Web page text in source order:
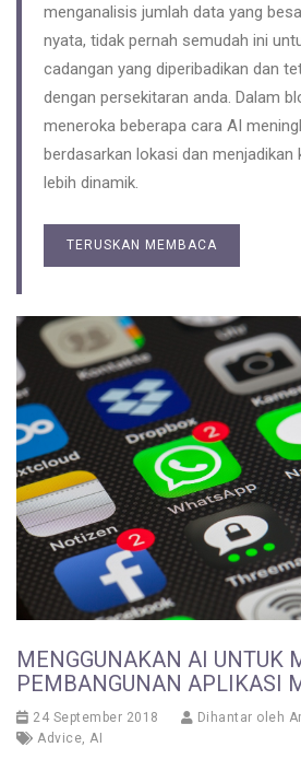
menganalisis jumlah data yang
nyata, tidak pernah semudah ini
cadangan yang diperibadikan dan
dengan persekitaran anda. Dalam
meneroka beberapa cara AI
berdasarkan lokasi dan menjadikan
lebih dinamik.
TERUSKAN MEMBACA
MENGGUNAKAN AI UNTUK
PEMBANGUNAN APLIKASI
24 September 2018 Dihantar oleh
Advice, AI